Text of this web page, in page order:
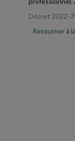
Décret 2022-
Retourner à